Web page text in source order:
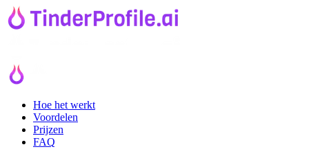
Hoe het werkt
Voordelen
Prijzen
FAQ